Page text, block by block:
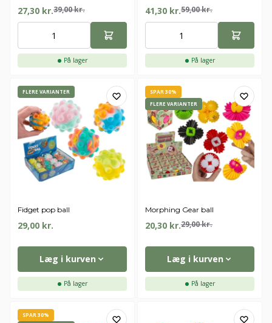
27,30 kr.39,00kr.
På lager
41,30 kr.59,00kr.
På lager
FLERE VARIANTER
Fidget pop ball
29,00 kr.
Læg i kurven
På lager
SPAR 30%
FLERE VARIANTER
Morphing Gear ball
20,30 kr.29,00kr.
Læg i kurven
På lager
SPAR 30%